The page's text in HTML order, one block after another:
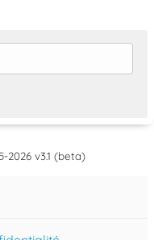
-2026 v3.1 (beta)